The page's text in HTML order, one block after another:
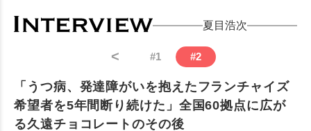
夏目浩次
< #1 #2
「うつ病、発達障がいを抱えたフランチャイズ
希望者を5年間断り続けた」全国60拠点に広が
る久遠チョコレートのその後